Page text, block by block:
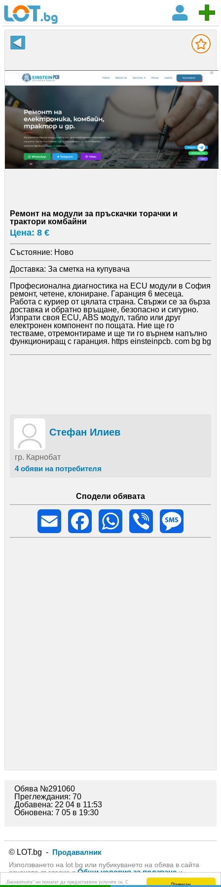
Приемам
„Бисквитките“ ни помагат да предоставяме услугите си. С
Ремонт на модули за пръскачки торачки и
трактори комбайни
Цена: 8 €
Състояние: Ново
Доставка: За сметка на купувача
Професионална диагностика на ECU модули в София
ремонт, четене, клониране. Гаранция 6 месеца.
Работа с куриер от цялата страна. Свържи се за бърза
доставка и обратно връщане, безопасно и сигурно.
Изпрати своя ECU, ABS модул, табло или друг
електронен компонент по пощата. Ние ще го
тестваме, отремонтираме и ще ти го върнем напълно
функциониращ с гаранция. https einsteinpcb. com bg bg
Стефан Илиев
гр. Карнобат
4 обяви на потребителя
Сподели обявата
Email
Facebook WhatsApp Viber
Обява №291060
Преглеждания: 70
Добавена: 22 04 в 11:53
Обновена: 7 05 в 19:30
© LOT.bg - Продавалник
Използването на lot.bg или пубикуването на обява в сайта
означава съгласие сОбщи условия за ползванеи
Политика за личните даннина lot.bg